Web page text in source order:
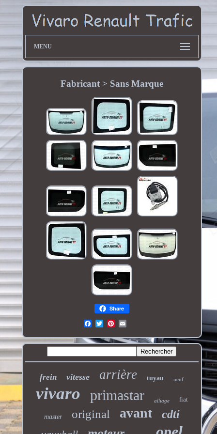
MENU
Fabricant > Sans Marque
Share
frein vitesse arrière tuyau neuf
vivaro primastar alliage fiat
master original avant cdti